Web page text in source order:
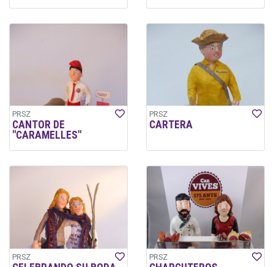
PRSZ
CANTOR DE
"CARAMELLES"
PRSZ
CARTERA
PRSZ PRSZ